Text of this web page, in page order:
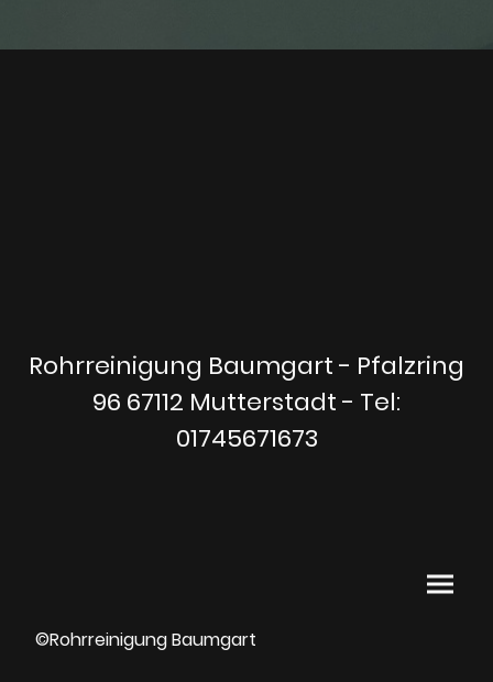
Rohrreinigung Baumgart - Pfalzring
96 67112 Mutterstadt - Tel:
01745671673
©Rohrreinigung Baumgart